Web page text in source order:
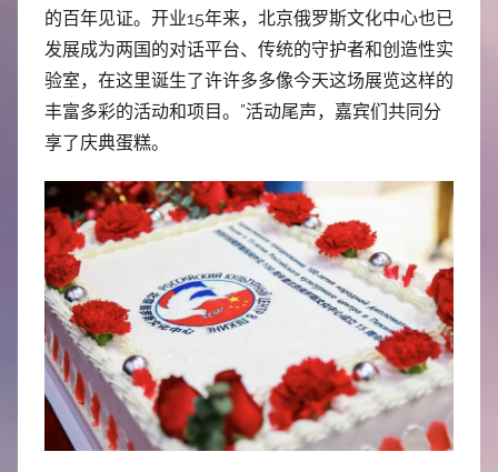
的百年见证。开业15年来，北京俄罗斯文化中心也已
发展成为两国的对话平台、传统的守护者和创造性实
验室，在这里诞生了许许多多像今天这场展览这样的
丰富多彩的活动和项目。”活动尾声，嘉宾们共同分
享了庆典蛋糕。